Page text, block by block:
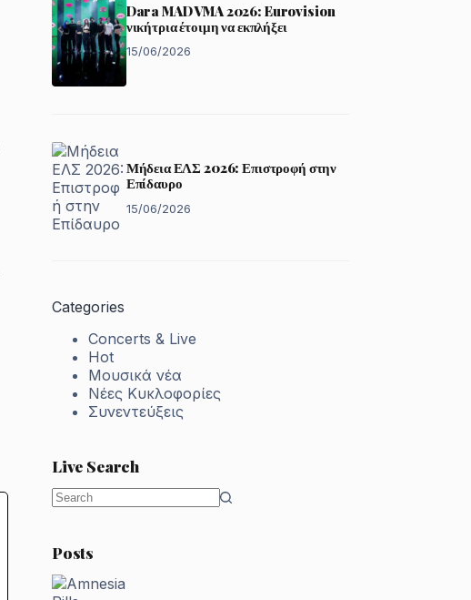
Dara MAD VMA 2026: Eurovision
νικήτρια έτοιμη να εκπλήξει
15/06/2026
Μήδεια ΕΛΣ 2026: Επιστροφή στην
Επίδαυρο
15/06/2026
Categories
Concerts & Live
Hot
Μουσικά νέα
Νέες Κυκλοφορίες
Συνεντεύξεις
Live Search
Posts